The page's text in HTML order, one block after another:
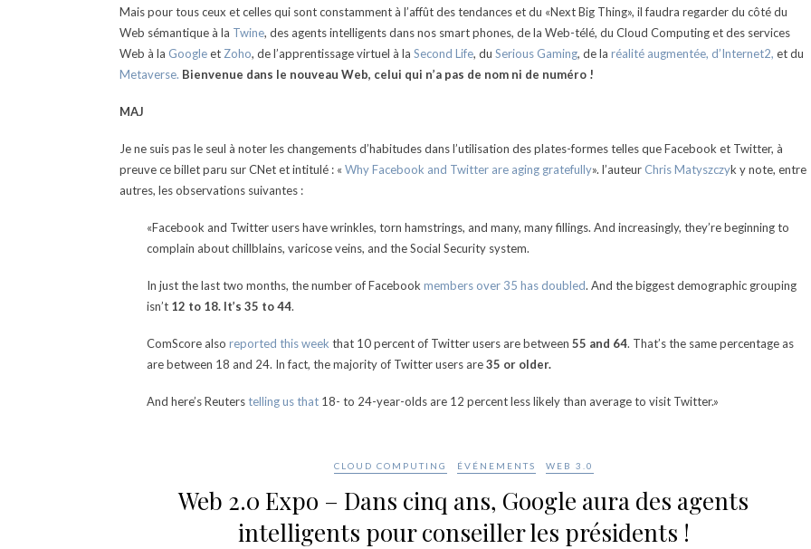
Mais pour tous ceux et celles qui sont constamment à l’affût des tendances et du «Next Big Thing», il faudra regarder du côté du
Web sémantique à la Twine, des agents intelligents dans nos smart phones, de la Web-télé, du Cloud Computing et des services
Web à la Googleet Zoho, de l’apprentissage virtuel à la Second Life, du Serious Gaming, de la réalité augmentée, d’Internet2, et du
Metaverse. Bienvenue dans le nouveau Web, celui qui n’a pas de nom ni de numéro !
MAJ
Je ne suis pas le seul à noter les changements d’habitudes dans l’utilisation des plates-formes telles que Facebook et Twitter, à
preuve ce billet paru sur CNet et intitulé : « Why Facebook and Twitter are aging gratefully». l’auteur Chris Matyszczyk y note, entre
autres, les observations suivantes :
«Facebook and Twitter users have wrinkles, torn hamstrings, and many, many fillings. And increasingly, they’re beginning to
complain about chillblains, varicose veins, and the Social Security system.
In just the last two months, the number of Facebook members over 35 has doubled. And the biggest demographic grouping
isn’t 12 to 18. It’s 35 to 44.
ComScore also reported this week that 10 percent of Twitter users are between 55 and 64. That’s the same percentage as
are between 18 and 24. In fact, the majority of Twitter users are35 or older.
And here’s Reuterstelling us that 18- to 24-year-olds are 12 percent less likely than average to visit Twitter.»
CLOUD COMPUTING ÉVÉNEMENTS WEB 3.0
Web 2.0 Expo – Dans cinq ans, Google aura des agents
intelligents pour conseiller les présidents !